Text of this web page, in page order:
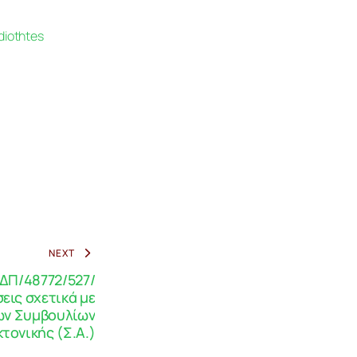
NEXT
48772/527/
σχετικά με
Συμβουλίων
(Σ.Α.)